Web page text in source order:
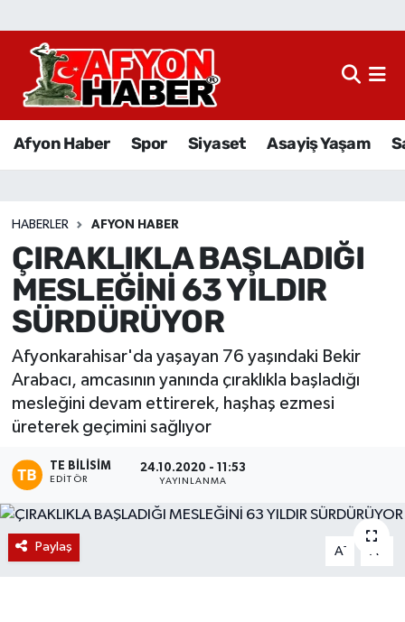
Afyon Haber Spor Siyaset Asayiş Yaşam
HABERLER AFYON HABER
ÇIRAKLIKLA BAŞLADIĞI
MESLEĞİNİ 63 YILDIR
SÜRDÜRÜYOR
Afyonkarahisar'da yaşayan 76 yaşındaki Bekir
Arabacı, amcasının yanında çıraklıkla başladığı
mesleğini devam ettirerek, haşhaş ezmesi
üreterek geçimini sağlıyor
TE BILISIM
EDITÖR
24.10.2020 - 11:53
YAYINLANMA
Paylaş A- A
Afyon Haber
Sağlık
Eğitim
Ekonomi
Magazin
Etkinlikler